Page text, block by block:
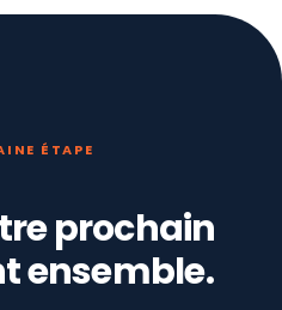
ÉTAPE
prochain
ensemble.